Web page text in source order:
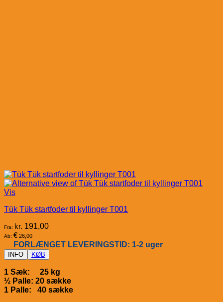
Vis
Tük Tük startfoder til kyllinger T001
Fra: kr. 191,00
Ab: € 26,00
FORLÆNGET LEVERINGSTID: 1-2 uger
INFO KØB
1 Sæk: 25 kg
½ Palle: 20 sække
1 Palle: 40 sække